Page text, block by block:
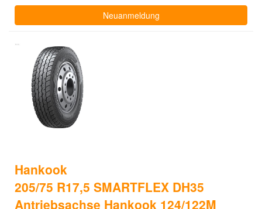
Neuanmeldung
Hankook
205/75 R17,5 SMARTFLEX DH35
Antriebsachse Hankook 124/122M